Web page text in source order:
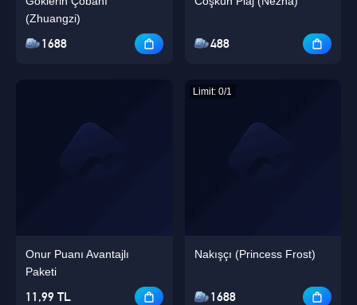
(Zhuangzi)
1688
Onur Puanı Avantajlı
Paketi
11,99 TL
488
Limit: 0/1
Nakışçı (Princess Frost)
1688